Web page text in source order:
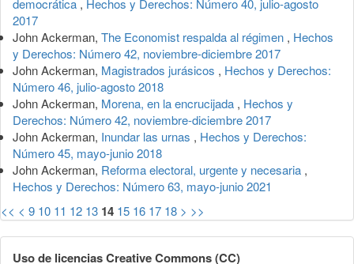
democrática , Hechos y Derechos: Número 40, julio-agosto
2017
John Ackerman, The Economist respalda al régimen , Hechos
y Derechos: Número 42, noviembre-diciembre 2017
John Ackerman, Magistrados jurásicos , Hechos y Derechos:
Número 46, julio-agosto 2018
John Ackerman, Morena, en la encrucijada , Hechos y
Derechos: Número 42, noviembre-diciembre 2017
John Ackerman, Inundar las urnas , Hechos y Derechos:
Número 45, mayo-junio 2018
John Ackerman, Reforma electoral, urgente y necesaria ,
Hechos y Derechos: Número 63, mayo-junio 2021
<< < 9 10 11 12 13 14 15 16 17 18 > >>
Uso de licencias Creative Commons (CC)